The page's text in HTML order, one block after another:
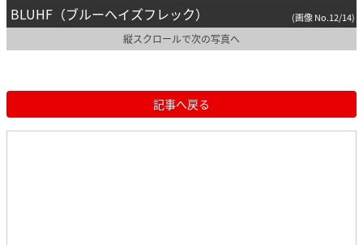
BLUHF（ブルーヘイズフレック） (画像 No.12/14)
縦スクロールで次の写真へ
記事へ戻る